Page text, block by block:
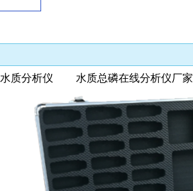
分析仪 水质总磷在线分析仪厂家